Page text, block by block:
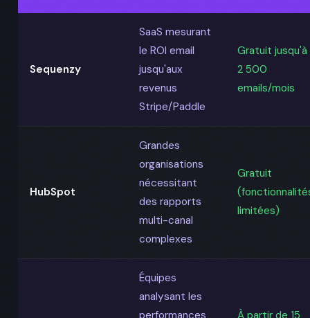
Sequenzy
SaaS mesurant
le ROI email
jusqu'aux
revenus
Stripe/Paddle
Gratuit jusqu'à
2 500
emails/mois
HubSpot
Grandes
organisations
nécessitant
des rapports
multi-canal
complexes
Gratuit
limitées)
Équipes
analysant les